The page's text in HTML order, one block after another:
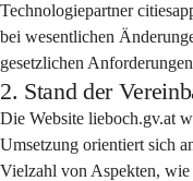
Technologiepartner
bei wesentlichen
gesetzlichen
2. Stand der
Die Website lieboch.gv.at
Umsetzung orientiert sich
Vielzahl von Aspekten, wie